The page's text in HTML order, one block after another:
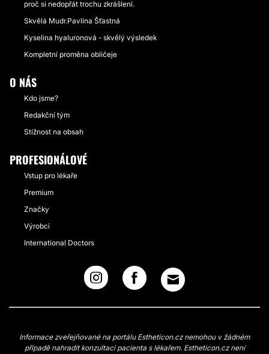
proč si nedopřát trochu zkrášlení.
Skvělá Mudr.Pavlína Šťastná
Kyselina hyaluronová - skvělý výsledek
Kompletní proměna obličeje
O NÁS
Kdo jsme?
Redakční tým
Stížnost na obsah
PROFESIONÁLOVÉ
Vstup pro lékaře
Premium
Značky
Výrobci
International Doctors
Informace zveřejňované na portálu Estheticon.cz nemohou v žádném
případě nahradit konzultaci pacienta s lékařem. Estheticon.cz není